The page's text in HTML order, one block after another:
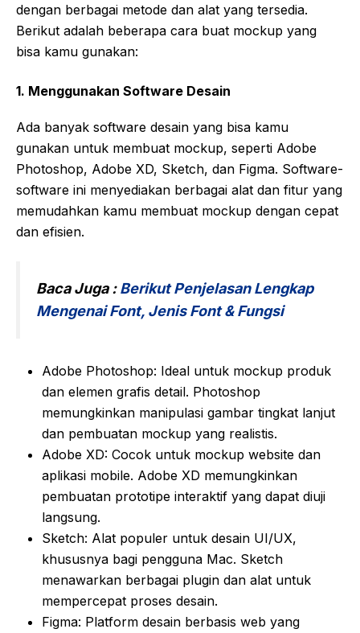
dengan berbagai metode dan alat yang tersedia.
Berikut adalah beberapa cara buat mockup yang
bisa kamu gunakan:
1. Menggunakan Software Desain
Ada banyak software desain yang bisa kamu
gunakan untuk membuat mockup, seperti Adobe
Photoshop, Adobe XD, Sketch, dan Figma. Software-
software ini menyediakan berbagai alat dan fitur yang
memudahkan kamu membuat mockup dengan cepat
dan efisien.
Baca Juga :Berikut Penjelasan Lengkap
Mengenai Font, Jenis Font & Fungsi
Adobe Photoshop: Ideal untuk mockup produk
dan elemen grafis detail. Photoshop
memungkinkan manipulasi gambar tingkat lanjut
dan pembuatan mockup yang realistis.
Adobe XD: Cocok untuk mockup website dan
aplikasi mobile. Adobe XD memungkinkan
pembuatan prototipe interaktif yang dapat diuji
langsung.
Sketch: Alat populer untuk desain UI/UX,
khususnya bagi pengguna Mac. Sketch
menawarkan berbagai plugin dan alat untuk
mempercepat proses desain.
Figma: Platform desain berbasis web yang